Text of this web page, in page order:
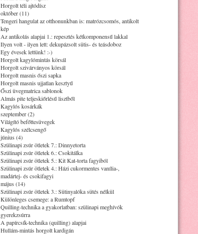
Horgolt téli ajtódísz
október (11)
Tengeri hangulat az otthonunkban is: matrózcsomós, antikolt
kép
Az antikolás alapjai 1.: repesztés kétkomponensű lakkal
Ilyen volt - ilyen lett: dekupázsolt sütis- és teásdoboz
Egy évesek lettünk! :-)
Horgolt kagylómintás körsál
Horgolt szivárványos körsál
Horgolt masnis őszi sapka
Horgolt masnis ujjatlan kesztyű
Őszi üvegmatrica sablonok
Almás pite teljeskiőrlésű lisztből
Kagylós kosárkák
szeptember (2)
Világító befőttesüvegek
Kagylós szélcsengő
június (4)
Szülinapi zsúr ötletek 7.: Dinnyetorta
Szülinapi zsúr ötletek 6.: Csokitálka
Szülinapi zsúr ötletek 5.: Kit Kat-torta fagyiból
Szülinapi zsúr ötletek 4.: Házi cukormentes vanília-,
madártej- és csokifagyi
május (14)
Szülinapi zsúr ötletek 3.: Sütinyalóka sütés nélkül
Különleges csemege: a Rumtopf
Quilling-technika a gyakorlatban: szülinapi meghívók
gyerekzsúrra
A papírcsík-technika (quilling) alapjai
Hullám-mintás horgolt kardigán